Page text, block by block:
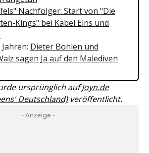
Nachfolger: Start von "Die
Kings" bei Kabel Eins und
Dieter Bohlen und
sagen Ja auf den Malediven
ursprünglich aufJoyn.de
Deutschland)veröffentlicht.
- Anzeige -